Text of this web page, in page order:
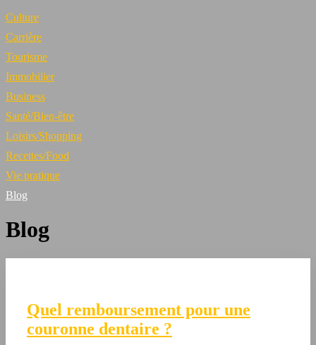
Culture
Carrière
Tourisme
Immobilier
Business
Santé/Bien-être
Loisirs/Shopping
Recettes/Food
Vie pratique
Blog
Blog
Quel remboursement pour une
couronne dentaire ?